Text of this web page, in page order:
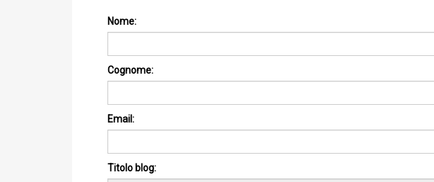
Nome:
Cognome:
Email:
Titolo blog: